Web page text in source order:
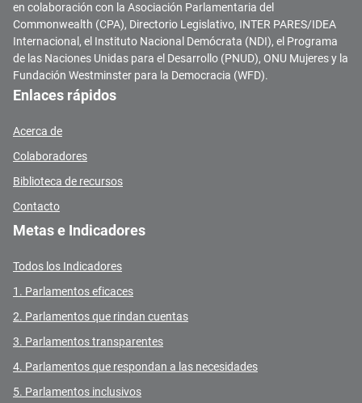
en colaboración con la Asociación Parlamentaria del
Commonwealth (CPA), Directorio Legislativo, INTER PARES/IDEA
Internacional, el Instituto Nacional Demócrata (NDI), el Programa
de las Naciones Unidas para el Desarrollo (PNUD), ONU Mujeres y la
Fundación Westminster para la Democracia (WFD).
Enlaces rápidos
Acerca de
Colaboradores
Biblioteca de recursos
Contacto
Metas e Indicadores
Todos los Indicadores
1. Parlamentos eficaces
2. Parlamentos que rindan cuentas
3. Parlamentos transparentes
4. Parlamentos que respondan a las necesidades
5. Parlamentos inclusivos